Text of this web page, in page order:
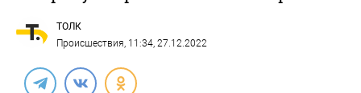
ТОЛК
Происшествия, 11:34, 27.12.2022